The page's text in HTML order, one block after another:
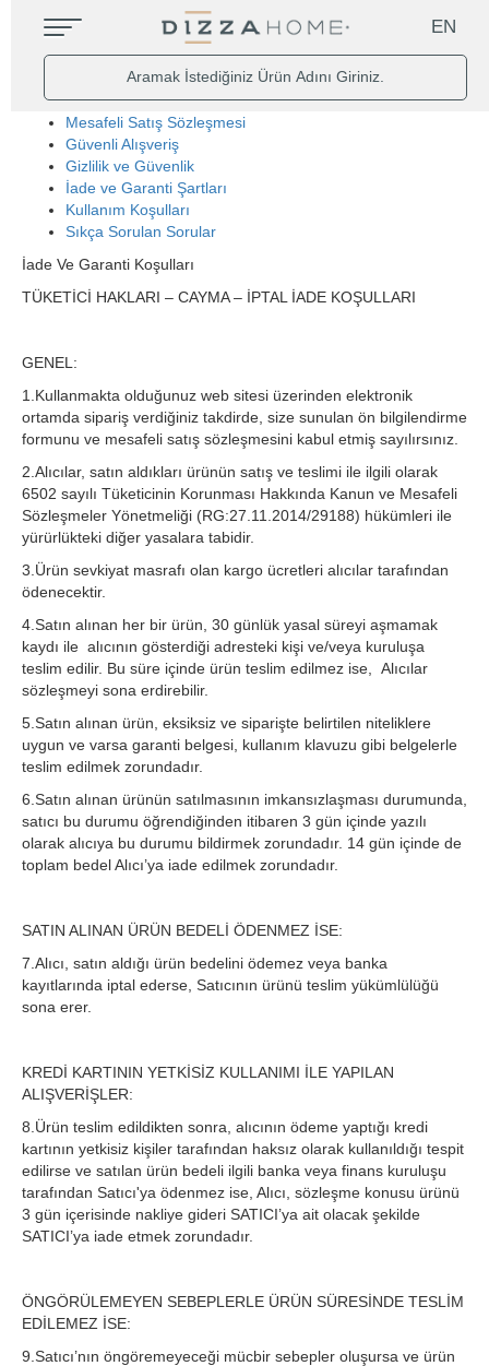
EN
Mesafeli Satış Sözleşmesi
Güvenli Alışveriş
Gizlilik ve Güvenlik
İade ve Garanti Şartları
Kullanım Koşulları
Sıkça Sorulan Sorular
İade Ve Garanti Koşulları
TÜKETİCİ HAKLARI – CAYMA – İPTAL İADE KOŞULLARI
GENEL:
1.Kullanmakta olduğunuz web sitesi üzerinden elektronik
ortamda sipariş verdiğiniz takdirde, size sunulan ön bilgilendirme
formunu ve mesafeli satış sözleşmesini kabul etmiş sayılırsınız.
2.Alıcılar, satın aldıkları ürünün satış ve teslimi ile ilgili olarak
6502 sayılı Tüketicinin Korunması Hakkında Kanun ve Mesafeli
Sözleşmeler Yönetmeliği (RG:27.11.2014/29188) hükümleri ile
yürürlükteki diğer yasalara tabidir.
3.Ürün sevkiyat masrafı olan kargo ücretleri alıcılar tarafından
ödenecektir.
4.Satın alınan her bir ürün, 30 günlük yasal süreyi aşmamak
kaydı ile alıcının gösterdiği adresteki kişi ve/veya kuruluşa
teslim edilir. Bu süre içinde ürün teslim edilmez ise, Alıcılar
sözleşmeyi sona erdirebilir.
5.Satın alınan ürün, eksiksiz ve siparişte belirtilen niteliklere
uygun ve varsa garanti belgesi, kullanım klavuzu gibi belgelerle
teslim edilmek zorundadır.
6.Satın alınan ürünün satılmasının imkansızlaşması durumunda,
satıcı bu durumu öğrendiğinden itibaren 3 gün içinde yazılı
olarak alıcıya bu durumu bildirmek zorundadır. 14 gün içinde de
toplam bedel Alıcı’ya iade edilmek zorundadır.
SATIN ALINAN ÜRÜN BEDELİ ÖDENMEZ İSE:
7.Alıcı, satın aldığı ürün bedelini ödemez veya banka
kayıtlarında iptal ederse, Satıcının ürünü teslim yükümlülüğü
sona erer.
KREDİ KARTININ YETKİSİZ KULLANIMI İLE YAPILAN
ALIŞVERİŞLER:
8.Ürün teslim edildikten sonra, alıcının ödeme yaptığı kredi
kartının yetkisiz kişiler tarafından haksız olarak kullanıldığı tespit
edilirse ve satılan ürün bedeli ilgili banka veya finans kuruluşu
tarafından Satıcı'ya ödenmez ise, Alıcı, sözleşme konusu ürünü
3 gün içerisinde nakliye gideri SATICI’ya ait olacak şekilde
SATICI’ya iade etmek zorundadır.
ÖNGÖRÜLEMEYEN SEBEPLERLE ÜRÜN SÜRESİNDE TESLİM
EDİLEMEZ İSE:
9.Satıcı’nın öngöremeyeceği mücbir sebepler oluşursa ve ürün